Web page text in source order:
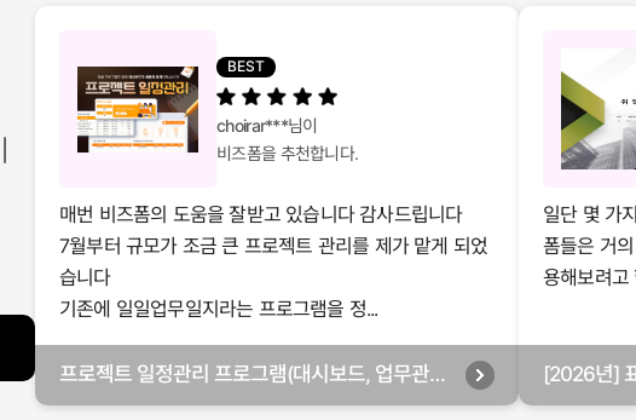
BEST
choirar***님이
비즈폼을 추천합니다.
매번 비즈폼의 도움을 잘받고 있습니다 감사드립니다
7월부터 규모가 조금 큰 프로젝트 관리를 제가 맡게 되었
습니다
기존에 일일업무일지라는 프로그램을 정...
프로젝트 일정관리 프로그램(대시보드, 업무관리,
일단 몇 가
폼들은 거
용해보려고
[2026년]